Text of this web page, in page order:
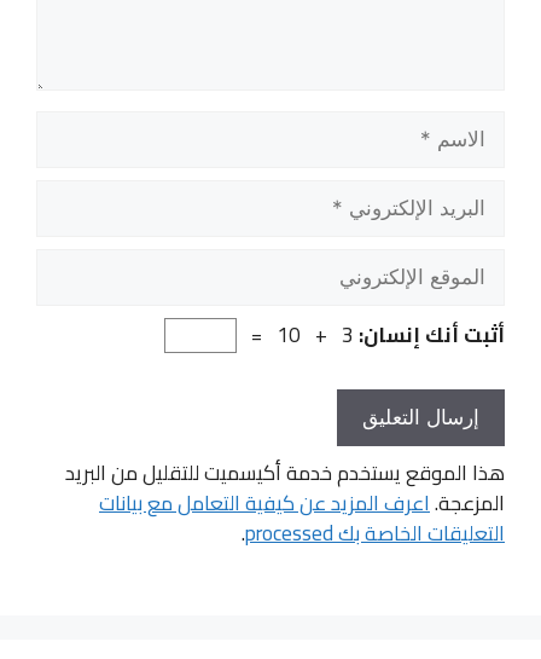
الاسم
البريد
الإلكتروني
الموقع
الإلكتروني
أثبت أنك إنسان: 3 + 10 =
هذا الموقع يستخدم خدمة أكيسميت للتقليل من البريد
المزعجة.اعرف المزيد عن كيفية التعامل مع بيانات
التعليقات الخاصة بك processed .